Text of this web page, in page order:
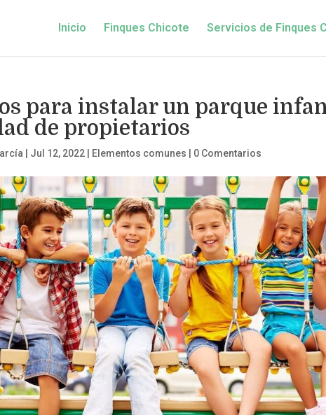
Inicio Finques Chicote Servicios de Finques
para instalar un parque
de propietarios
Jul 12, 2022 Elementos comunes 0 Comentarios